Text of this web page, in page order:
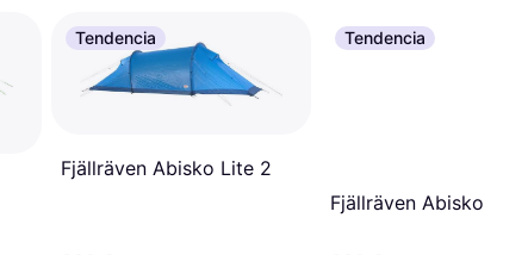
Tendencia
Fjällräven Abisko Lite 2
Tendencia
Fjällräven Abisko